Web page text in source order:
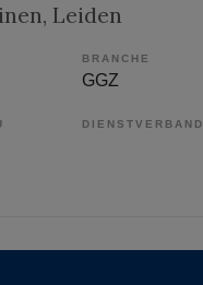
, Leiden
BRANCHE
GGZ
DIENSTVERBAND